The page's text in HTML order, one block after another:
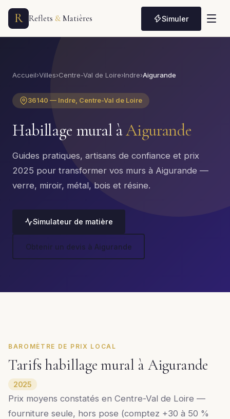
R Reflets &Matières Simuler
Accueil›Villes›Centre-Val de Loire›Indre›Aigurande
36140 — Indre, Centre-Val de Loire
Habillage mural àAigurande
Guides pratiques, artisans de confiance et prix
2025 pour transformer vos murs à Aigurande —
verre, miroir, métal, bois et résine.
Simulateur de matière
Obtenir un devis à Aigurande
BAROMÈTRE DE PRIX LOCAL
Tarifs habillage mural à Aigurande
2025
Prix moyens constatés en Centre-Val de Loire —
fourniture seule, hors pose (comptez +30 à 50 %